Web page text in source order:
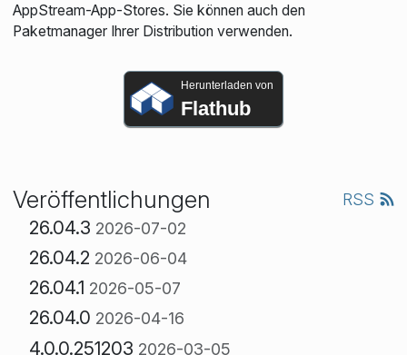
AppStream-App-Stores. Sie können auch den
Paketmanager Ihrer Distribution verwenden.
Herunterladen von
Flathub
Veröffentlichungen RSS
26.04.3 2026-07-02
26.04.2 2026-06-04
26.04.1 2026-05-07
26.04.0 2026-04-16
4.0.0.251203 2026-03-05